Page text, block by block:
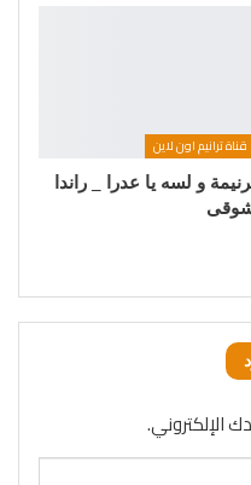
قناة ترانيم اون لاين
و لسه يا عدرا _ راندا
الإلكتروني.